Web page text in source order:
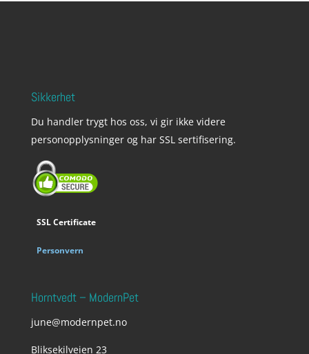
Sikkerhet
Du handler trygt hos oss, vi gir ikke videre
personopplysninger og har SSL sertifisering.
SSL Certificate
Personvern
Horntvedt – ModernPet
june@modernpet.no
Bliksekilveien 23